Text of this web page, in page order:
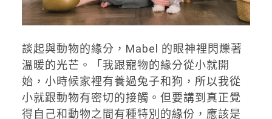
談起與動物的緣分，Mabel 的眼神裡閃爍著
溫暖的光芒。「我跟寵物的緣分從小就開
始，小時候家裡有養過兔子和狗，所以我從
小就跟動物有密切的接觸。但要講到真正覺
得自己和動物之間有種特別的緣份，應該是